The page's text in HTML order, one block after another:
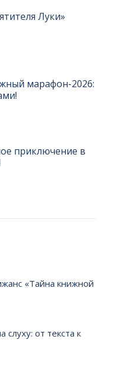
Луки»
марафон-2026:
приключение в
«Тайна книжной
слуху: от текста к